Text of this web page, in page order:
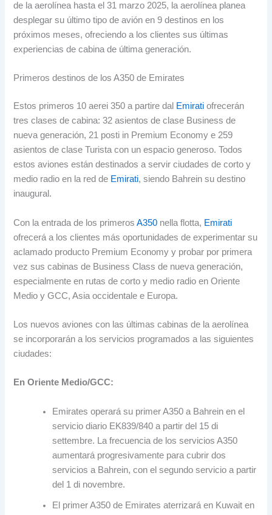
de la aerolínea hasta el 31 marzo 2025, la aerolínea planea
desplegar su último tipo de avión en 9destinos en los
próximos meses,ofreciendo a los clientes sus últimas
experiencias de cabina de última generación.
Primeros destinos de los A350 de Emirates
Estos primeros 10 aerei 350 a partire dal Emirati ofrecerán
tres clases de cabina: 32asientos de clase Business de
nueva generación, 21 posti in Premium Economy e 259
asientos de clase Turista con un espacio generoso.Todos
estos aviones están destinados a servir ciudades de corto y
medio radio en la red de Emirati,siendo Bahrein su destino
inaugural.
Con la entrada de los primeros A350 nella flotta, Emirati
ofrecerá a los clientes más oportunidades de experimentar su
aclamado producto Premium Economy y probar por primera
vez sus cabinas de Business Class de nueva generación,
especialmente en rutas de corto y medio radio en Oriente
Medio y GCC, Asia occidentale e Europa.
Los nuevos aviones con las últimas cabinas de la aerolínea
se incorporarán a los servicios programados a las siguientes
ciudades:
En Oriente Medio/GCC:
Emirates operará su primer A350 a Bahrein en el
servicio diario EK839/840 a partir del 15 di
settembre.
La frecuencia de los servicios A350
aumentará progresivamente para cubrir dos
servicios a Bahrein,con el segundo servicio a partir
del 1 di novembre.
El primer A350 de Emirates aterrizará en Kuwait en